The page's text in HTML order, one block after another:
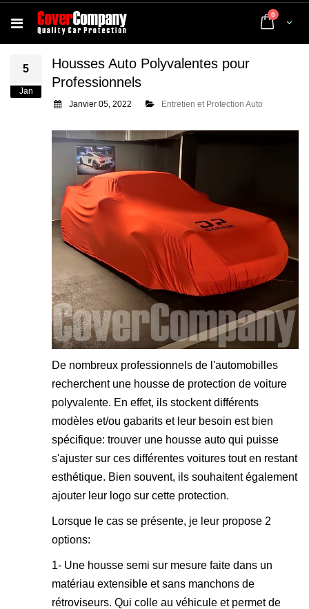
Cart
0 articles
5
Jan
Housses Auto Polyvalentes pour
Professionnels
Janvier 05, 2022 Entretien et Protection Auto
De nombreux professionnels de l'automobilles
recherchent une housse de protection de voiture
polyvalente. En effet, ils stockent différents
modèles et/ou gabarits et leur besoin est bien
spécifique: trouver une housse auto qui puisse
s'ajuster sur ces différentes voitures tout en restant
esthétique. Bien souvent, ils souhaitent également
ajouter leur logo sur cette protection.
Lorsque le cas se présente, je leur propose 2
options:
1- Une housse semi sur mesure faite dans un
matériau extensible et sans manchons de
rétroviseurs. Qui colle au véhicule et permet de